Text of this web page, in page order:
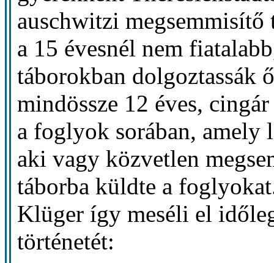
auschwitzi
a 15 évesnél nem
táborokban dolgoztassák
mindössze 12 éves,
a foglyok sorában, amely
aki vagy közvetlen
táborba küldte a
Klüger így meséli el
történetét: